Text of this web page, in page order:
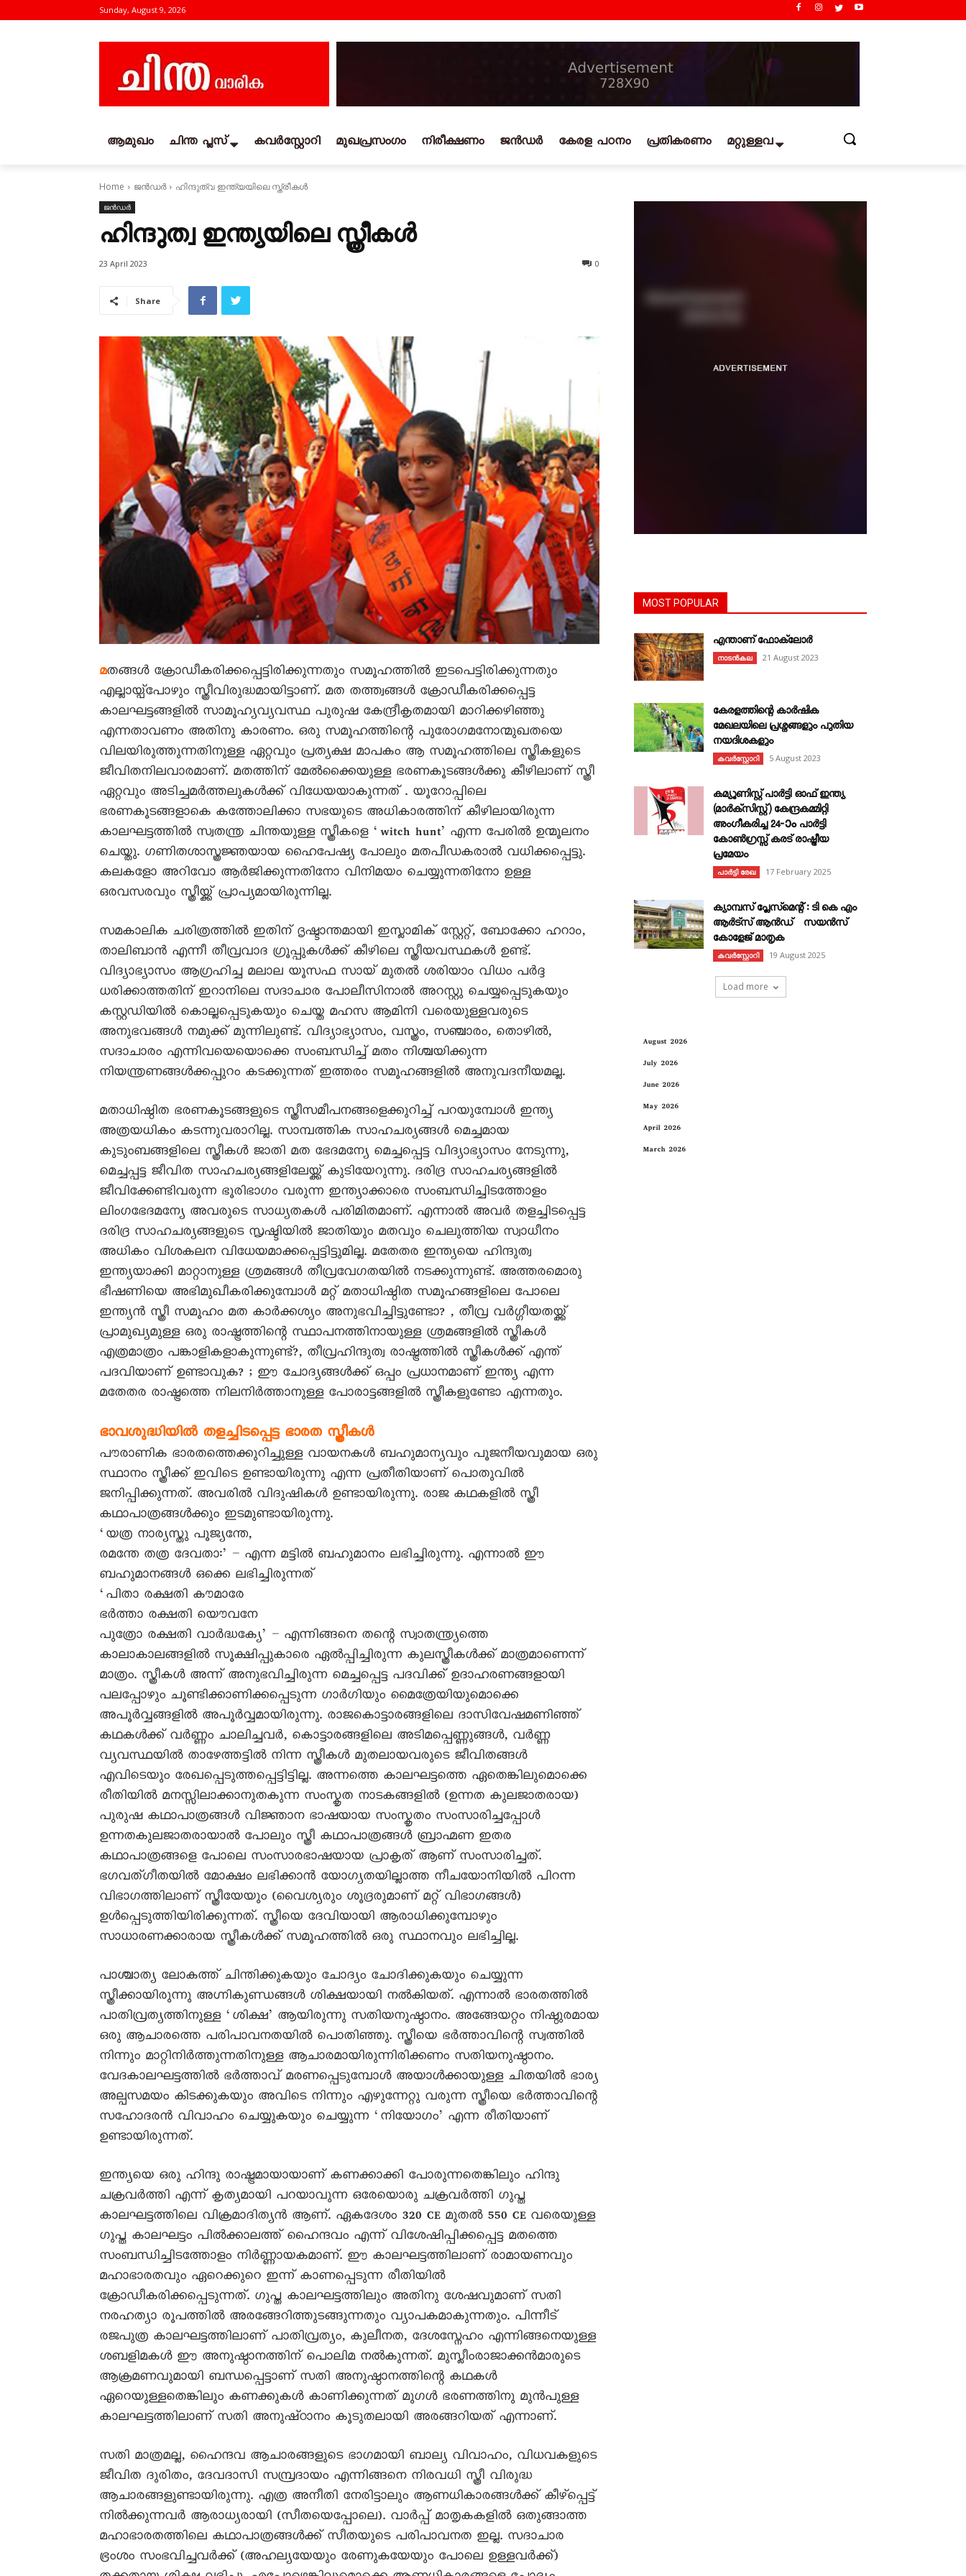
Sunday, August 9, 2026
ആമുഖം ചിന്ത പ്ലസ് കവര്‍സ്റ്റോറി മുഖപ്രസംഗം നിരീക്ഷണം ജൻഡർ കേരള പഠനം പ്രതികരണം മറ്റുള്ളവ
Home ജൻഡർ ഹിന്ദുത്വ ഇന്ത്യയിലെ സ്ത്രീകൾ
ജൻഡർ
ഹിന്ദുത്വ ഇന്ത്യയിലെ സ്ത്രീകൾ
23 April 2023 0
Share
മതങ്ങൾ ക്രോഡീകരിക്കപ്പെട്ടിരിക്കുന്നതും സമൂഹത്തിൽ ഇടപെട്ടിരിക്കുന്നതും
എല്ലായ്പ്പോഴും സ്ത്രീവിരുദ്ധമായിട്ടാണ്. മത തത്ത്വങ്ങൾ ക്രോഡീകരിക്കപ്പെട്ട
കാലഘട്ടങ്ങളിൽ സാമൂഹ്യവ്യവസ്ഥ പുരുഷ കേന്ദ്രീകൃതമായി മാറിക്കഴിഞ്ഞു
എന്നതാവണം അതിനു കാരണം. ഒരു സമൂഹത്തിന്റെ പുരോഗമനോന്മുഖതയെ
വിലയിരുത്തുന്നതിനുള്ള ഏറ്റവും പ്രത്യക്ഷ മാപകം ആ സമൂഹത്തിലെ സ്ത്രീകളുടെ
ജീവിതനിലവാരമാണ്. മതത്തിന് മേൽക്കൈയുള്ള ഭരണകൂടങ്ങൾക്കു കീഴിലാണ് സ്ത്രീ
ഏറ്റവും അടിച്ചമർത്തലുകൾക്ക് വിധേയയാകുന്നത് . യൂറോപ്പിലെ
ഭരണകൂടങ്ങളാകെ കത്തോലിക്കാ സഭയുടെ അധികാരത്തിന് കീഴിലായിരുന്ന
കാലഘട്ടത്തിൽ സ്വതന്ത്ര ചിന്തയുള്ള സ്ത്രീകളെ ‘witch hunt’ എന്ന പേരിൽ ഉന്മൂലനം
ചെയ്തു. ഗണിതശാസ്ത്രജ്ഞയായ ഹൈപേഷ്യ പോലും മതപീഡകരാൽ വധിക്കപ്പെട്ടു.
കലകളോ അറിവോ ആർജിക്കുന്നതിനോ വിനിമയം ചെയ്യുന്നതിനോ ഉള്ള
ഒരവസരവും സ്ത്രീയ്ക്ക് പ്രാപ്യമായിരുന്നില്ല.
സമകാലിക ചരിത്രത്തിൽ ഇതിന് ദൃഷ്ടാന്തമായി ഇസ്ലാമിക് സ്റ്റേറ്റ്, ബോക്കോ ഹറാം,
താലിബാൻ എന്നീ തീവ്രവാദ ഗ്രൂപ്പുകൾക്ക് കീഴിലെ സ്ത്രീയവസ്ഥകൾ ഉണ്ട്.
വിദ്യാഭ്യാസം ആഗ്രഹിച്ച മലാല യൂസഫ സായ് മുതൽ ശരിയാം വിധം പർദ്ദ
ധരിക്കാത്തതിന് ഇറാനിലെ സദാചാര പോലീസിനാൽ അറസ്റ്റു ചെയ്യപ്പെടുകയും
കസ്റ്റഡിയിൽ കൊല്ലപ്പെടുകയും ചെയ്ത മഹസ ആമിനി വരെയുള്ളവരുടെ
അനുഭവങ്ങൾ നമുക്ക് മുന്നിലുണ്ട്. വിദ്യാഭ്യാസം, വസ്ത്രം, സഞ്ചാരം, തൊഴിൽ,
സദാചാരം എന്നിവയെയൊക്കെ സംബന്ധിച്ച് മതം നിശ്ചയിക്കുന്ന
നിയന്ത്രണങ്ങൾക്കപ്പുറം കടക്കുന്നത് ഇത്തരം സമൂഹങ്ങളിൽ അനുവദനീയമല്ല.
മതാധിഷ്ഠിത ഭരണകൂടങ്ങളുടെ സ്ത്രീസമീപനങ്ങളെക്കുറിച്ച് പറയുമ്പോൾ ഇന്ത്യ
അത്രയധികം കടന്നുവരാറില്ല. സാമ്പത്തിക സാഹചര്യങ്ങൾ മെച്ചമായ
കുടുംബങ്ങളിലെ സ്ത്രീകൾ ജാതി മത ഭേദമന്യേ മെച്ചപ്പെട്ട വിദ്യാഭ്യാസം നേടുന്നു,
മെച്ചപ്പട്ട ജീവിത സാഹചര്യങ്ങളിലേയ്ക്ക് കുടിയേറുന്നു. ദരിദ്ര സാഹചര്യങ്ങളിൽ
ജീവിക്കേണ്ടിവരുന്ന ഭൂരിഭാഗം വരുന്ന ഇന്ത്യാക്കാരെ സംബന്ധിച്ചിടത്തോളം
ലിംഗഭേദമന്യേ അവരുടെ സാധ്യതകൾ പരിമിതമാണ്. എന്നാൽ അവർ തളച്ചിടപ്പെട്ട
ദരിദ്ര സാഹചര്യങ്ങളുടെ സൃഷ്ടിയിൽ ജാതിയും മതവും ചെലുത്തിയ സ്വാധീനം
അധികം വിശകലന വിധേയമാക്കപ്പെട്ടിട്ടുമില്ല. മതേതര ഇന്ത്യയെ ഹിന്ദുത്വ
ഇന്ത്യയാക്കി മാറ്റാനുള്ള ശ്രമങ്ങൾ തീവ്രവേഗതയിൽ നടക്കുന്നുണ്ട്. അത്തരമൊരു
ഭീഷണിയെ അഭിമുഖീകരിക്കുമ്പോൾ മറ്റ് മതാധിഷ്ഠിത സമൂഹങ്ങളിലെ പോലെ
ഇന്ത്യൻ സ്ത്രീ സമൂഹം മത കാർക്കശ്യം അനുഭവിച്ചിട്ടുണ്ടോ? , തീവ്ര വർഗ്ഗീയതയ്ക്ക്
പ്രാമുഖ്യമുള്ള ഒരു രാഷ്ട്രത്തിന്റെ സ്ഥാപനത്തിനായുള്ള ശ്രമങ്ങളിൽ സ്ത്രീകൾ
എത്രമാത്രം പങ്കാളികളാകുന്നുണ്ട്?, തീവ്രഹിന്ദുത്വ രാഷ്ട്രത്തിൽ സ്ത്രീകൾക്ക് എന്ത്
പദവിയാണ് ഉണ്ടാവുക? ; ഈ ചോദ്യങ്ങൾക്ക് ഒപ്പം പ്രധാനമാണ് ഇന്ത്യ എന്ന
മതേതര രാഷ്ട്രത്തെ നിലനിർത്താനുള്ള പോരാട്ടങ്ങളിൽ സ്ത്രീകളുണ്ടോ എന്നതും.
ഭാവശുദ്ധിയിൽ തളച്ചിടപ്പെട്ട ഭാരത സ്ത്രീകൾ
പൗരാണിക ഭാരതത്തെക്കുറിച്ചുള്ള വായനകൾ ബഹുമാന്യവും പൂജനീയവുമായ ഒരു
സ്ഥാനം സ്ത്രീക്ക് ഇവിടെ ഉണ്ടായിരുന്നു എന്ന പ്രതീതിയാണ് പൊതുവിൽ
ജനിപ്പിക്കുന്നത്. അവരിൽ വിദുഷികൾ ഉണ്ടായിരുന്നു. രാജ കഥകളിൽ സ്ത്രീ
കഥാപാത്രങ്ങൾക്കും ഇടമുണ്ടായിരുന്നു.
‘യത്ര നാര്യസ്തു പൂജ്യന്തേ,
രമന്തേ തത്ര ദേവതാ:’ – എന്ന മട്ടിൽ ബഹുമാനം ലഭിച്ചിരുന്നു. എന്നാൽ ഈ
ബഹുമാനങ്ങൾ ഒക്കെ ലഭിച്ചിരുന്നത്
‘പിതാ രക്ഷതി കൗമാരേ
ഭർത്താ രക്ഷതി യൌവനേ
പുത്രോ രക്ഷതി വാർദ്ധക്യേ’ – എന്നിങ്ങനെ തന്റെ സ്വാതന്ത്ര്യത്തെ
കാലാകാലങ്ങളിൽ സൂക്ഷിപ്പുകാരെ ഏൽപ്പിച്ചിരുന്ന കുലസ്ത്രീകൾക്ക് മാത്രമാണെന്ന്
മാത്രം. സ്ത്രീകൾ അന്ന് അനുഭവിച്ചിരുന്ന മെച്ചപ്പെട്ട പദവിക്ക് ഉദാഹരണങ്ങളായി
പലപ്പോഴും ചൂണ്ടിക്കാണിക്കപ്പെടുന്ന ഗാർഗിയും മൈത്രേയിയുമൊക്കെ
അപൂർവ്വങ്ങളിൽ അപൂർവ്വമായിരുന്നു. രാജകൊട്ടാരങ്ങളിലെ ദാസിവേഷമണിഞ്ഞ്
കഥകൾക്ക് വർണ്ണം ചാലിച്ചവർ, കൊട്ടാരങ്ങളിലെ അടിമപ്പെണ്ണുങ്ങൾ, വർണ്ണ
വ്യവസ്ഥയിൽ താഴേത്തട്ടിൽ നിന്ന സ്ത്രീകൾ മുതലായവരുടെ ജീവിതങ്ങൾ
എവിടെയും രേഖപ്പെടുത്തപ്പെട്ടിട്ടില്ല. അന്നത്തെ കാലഘട്ടത്തെ ഏതെങ്കിലുമൊക്കെ
രീതിയിൽ മനസ്സിലാക്കാനുതകുന്ന സംസ്കൃത നാടകങ്ങളിൽ (ഉന്നത കുലജാതരായ)
പുരുഷ കഥാപാത്രങ്ങൾ വിജ്ഞാന ഭാഷയായ സംസ്കൃതം സംസാരിച്ചപ്പോൾ
ഉന്നതകുലജാതരായാൽ പോലും സ്ത്രീ കഥാപാത്രങ്ങൾ ബ്രാഹ്മണ ഇതര
കഥാപാത്രങ്ങളെ പോലെ സംസാരഭാഷയായ പ്രാകൃത് ആണ് സംസാരിച്ചത്.
ഭഗവത്ഗീതയിൽ മോക്ഷം ലഭിക്കാൻ യോഗ്യതയില്ലാത്ത നീചയോനിയിൽ പിറന്ന
വിഭാഗത്തിലാണ് സ്ത്രീയേയും (വൈശ്യരും ശൂദ്രരുമാണ് മറ്റ് വിഭാഗങ്ങൾ)
ഉൾപ്പെടുത്തിയിരിക്കുന്നത്. സ്ത്രീയെ ദേവിയായി ആരാധിക്കുമ്പോഴും
സാധാരണക്കാരായ സ്ത്രീകൾക്ക് സമൂഹത്തിൽ ഒരു സ്ഥാനവും ലഭിച്ചില്ല.
പാശ്ചാത്യ ലോകത്ത് ചിന്തിക്കുകയും ചോദ്യം ചോദിക്കുകയും ചെയ്യുന്ന
സ്ത്രീക്കായിരുന്നു അഗ്നികുണ്ഡങ്ങൾ ശിക്ഷയായി നൽകിയത്. എന്നാൽ ഭാരതത്തിൽ
പാതിവ്രത്യത്തിനുള്ള ‘ശിക്ഷ’ ആയിരുന്നു സതിയനുഷ്ഠാനം. അങ്ങേയറ്റം നിഷ്ഠുരമായ
ഒരു ആചാരത്തെ പരിപാവനതയിൽ പൊതിഞ്ഞു. സ്ത്രീയെ ഭർത്താവിന്റെ സ്വത്തിൽ
നിന്നും മാറ്റിനിർത്തുന്നതിനുള്ള ആചാരമായിരുന്നിരിക്കണം സതിയനുഷ്ഠാനം.
വേദകാലഘട്ടത്തിൽ ഭർത്താവ് മരണപ്പെടുമ്പോൾ അയാൾക്കായുള്ള ചിതയിൽ ഭാര്യ
അല്പസമയം കിടക്കുകയും അവിടെ നിന്നും എഴുന്നേറ്റു വരുന്ന സ്ത്രീയെ ഭർത്താവിന്റെ
സഹോദരൻ വിവാഹം ചെയ്യുകയും ചെയ്യുന്ന ‘നിയോഗം’ എന്ന രീതിയാണ്
ഉണ്ടായിരുന്നത്.
ഇന്ത്യയെ ഒരു ഹിന്ദു രാഷ്ട്രമായായാണ് കണക്കാക്കി പോരുന്നതെങ്കിലും ഹിന്ദു
ചക്രവർത്തി എന്ന് കൃത്യമായി പറയാവുന്ന ഒരേയൊരു ചക്രവർത്തി ഗുപ്ത
കാലഘട്ടത്തിലെ വിക്രമാദിത്യൻ ആണ്. ഏകദേശം 320 CE മുതൽ 550 CE വരെയുള്ള
ഗുപ്ത കാലഘട്ടം പിൽക്കാലത്ത് ഹൈന്ദവം എന്ന് വിശേഷിപ്പിക്കപ്പെട്ട മതത്തെ
സംബന്ധിച്ചിടത്തോളം നിർണ്ണായകമാണ്. ഈ കാലഘട്ടത്തിലാണ് രാമായണവും
മഹാഭാരതവും ഏറെക്കുറെ ഇന്ന് കാണപ്പെടുന്ന രീതിയിൽ
ക്രോഡീകരിക്കപ്പെടുന്നത്. ഗുപ്ത കാലഘട്ടത്തിലും അതിനു ശേഷവുമാണ് സതി
നരഹത്യാ രൂപത്തിൽ അരങ്ങേറിത്തുടങ്ങുന്നതും വ്യാപകമാകുന്നതും. പിന്നീട്
രജപുത്ര കാലഘട്ടത്തിലാണ് പാതിവ്രത്യം, കുലീനത, ദേശസ്നേഹം എന്നിങ്ങനെയുള്ള
ശബളിമകൾ ഈ അനുഷ്ഠാനത്തിന് പൊലിമ നൽകുന്നത്. മുസ്ലീംരാജാക്കൻമാരുടെ
ആക്രമണവുമായി ബന്ധപ്പെട്ടാണ് സതി അനുഷ്ഠാനത്തിന്റെ കഥകൾ
ഏറെയുള്ളതെങ്കിലും കണക്കുകൾ കാണിക്കുന്നത് മുഗൾ ഭരണത്തിനു മുൻപുള്ള
കാലഘട്ടത്തിലാണ് സതി അനുഷ്‌ഠാനം കൂടുതലായി അരങ്ങറിയത് എന്നാണ്.
സതി മാത്രമല്ല, ഹൈന്ദവ ആചാരങ്ങളുടെ ഭാഗമായി ബാല്യ വിവാഹം, വിധവകളുടെ
ജീവിത ദുരിതം, ദേവദാസി സമ്പ്രദായം എന്നിങ്ങനെ നിരവധി സ്ത്രീ വിരുദ്ധ
ആചാരങ്ങളുണ്ടായിരുന്നു. എത്ര അനീതി നേരിട്ടാലും ആണധികാരങ്ങൾക്ക് കീഴ്പ്പെട്ട്
നിൽക്കുന്നവർ ആരാധ്യരായി (സീതയെപ്പോലെ). വാർപ്പ് മാതൃകകളിൽ ഒതുങ്ങാത്ത
മഹാഭാരതത്തിലെ കഥാപാത്രങ്ങൾക്ക് സീതയുടെ പരിപാവനത ഇല്ല. സദാചാര
ഭ്രംശം സംഭവിച്ചവർക്ക് (അഹല്യയേയും രേണുകയേയും പോലെ ഉള്ളവർക്ക്)
MOST POPULAR
എന്താണ്‌ ഫോക്‌ലോർ
നാടൻകല 21 August 2023
കേരളത്തിന്റെ കാർഷിക
മേഖലയിലെ പ്രശ്നങ്ങളും പുതിയ
നയദിശകളും
കവര്‍സ്റ്റോറി 5 August 2023
കമ്യൂണിസ്റ്റ് പാർട്ടി ഓഫ് ഇന്ത്യ
(മാർക്സിസ്റ്റ്) കേന്ദ്രകമ്മിറ്റി
അംഗീകരിച്ച 24‐ാം പാർട്ടി
കോൺഗ്രസ്സ് കരട് രാഷ്ട്രീയ
പ്രമേയം
പാർട്ടി രേഖ 17 February 2025
ക്യാമ്പസ് പ്ലേസ്മെന്റ് : ടി കെ എം
ആർട്സ് ആൻഡ് സയൻസ്
കോളേജ് മാതൃക
കവര്‍സ്റ്റോറി 19 August 2025
Load more
August 2026
July 2026
June 2026
May 2026
April 2026
March 2026